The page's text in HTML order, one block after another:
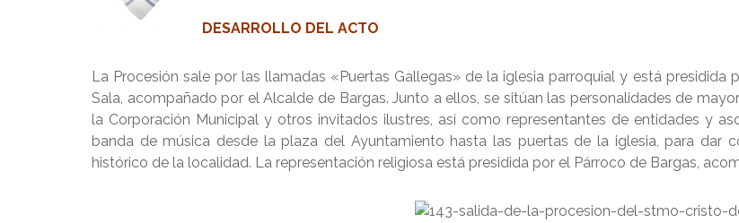
DESARROLLO DEL ACTO
La Procesión sale por las llamadas «Puertas Gallegas» de la iglesia parroquial y está
Sala, acompañado por el Alcalde de Bargas. Junto a ellos, se sitúan las personalidades de
la Corporación Municipal y otros invitados ilustres, así como representantes de entidades y
banda de música desde la plaza del Ayuntamiento hasta las puertas de la iglesia, para dar
histórico de la localidad. La representación religiosa está presidida por el Párroco de Bargas,